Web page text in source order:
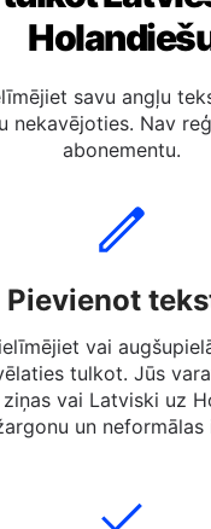
tulkot
savu angļu
abonementu.
Pievienot
vai
tulkot. Jūs